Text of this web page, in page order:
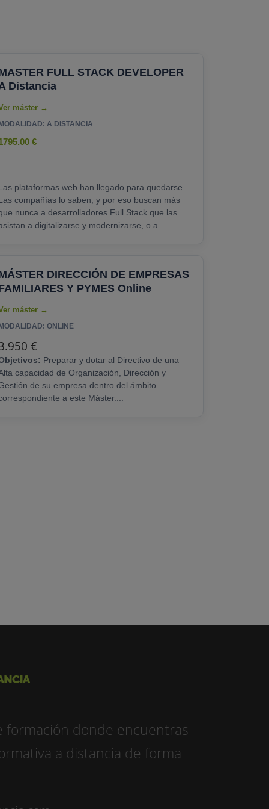
FULL STACK DEVELOPER
Distancia
A DISTANCIA
€
plataformas web han llegado para quedarse.
compañías lo saben, y por eso buscan más
nunca a desarrolladores Full Stack que las
a digitalizarse y modernizarse, o a
capacitación totalmente en línea es
para ser Desarrollador Frontend,
muy demandados. Tiene una......
DIRECCIÓN DE EMPRESAS
Y PYMES Online
ONLINE
€
capacidad de Organización, Dirección y
de su empresa dentro del ámbito
a este Máster....
formación donde encuentras
a distancia de forma